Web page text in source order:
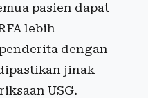
pasien dapat
lebih
dengan
jinak
USG.